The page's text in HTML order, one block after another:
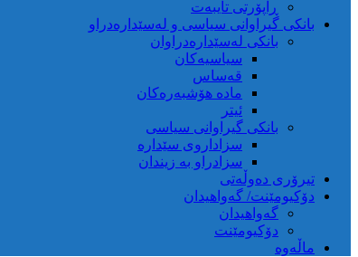
ڕاپۆرتی تایبەت
بانکی گیراوانی سیاسی و لەسێدارەدراو
بانکی لەسێدارەدراوان
سیاسیەکان
قەساس
مادە هۆشبەرەکان
ئیتر
بانکی گیراوانی سیاسی
سزاداروی سێدارە
سزادراو بە زیندان
تیرۆری دەوڵەتی
دۆکیومێنت/ گەواهیدان
گەواهیدان
دۆکیومێنت
ماڵەوە